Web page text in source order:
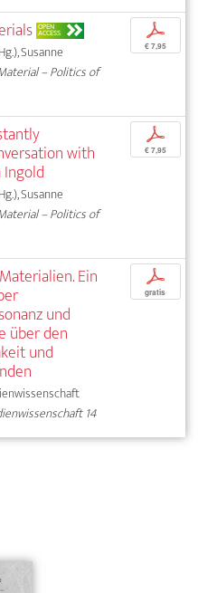
OPEN
ACCESS
Susanne
– Politics of
p
€ 7,95
with
Susanne
– Politics of
p
€ 7,95
Ein
und
über den
und
14
p
gratis